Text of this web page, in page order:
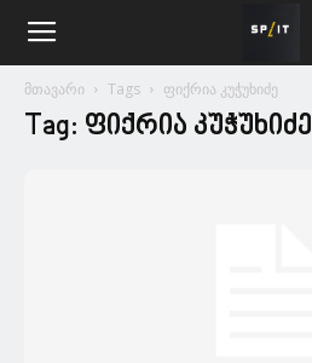
მთავარი Tags ფიქრია კუჭუხიძე
Tag: ფიქრია კუჭუხიძე